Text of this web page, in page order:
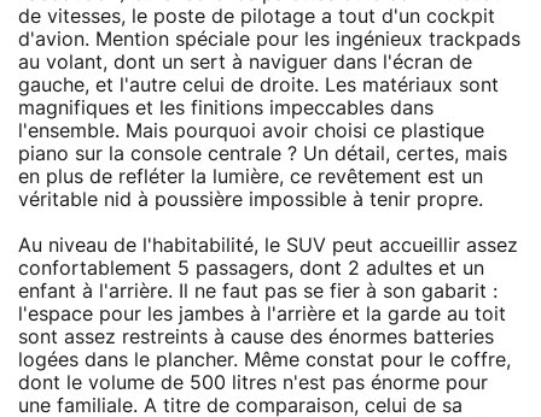
de vitesses, le poste de pilotage a tout d'un cockpit
d'avion. Mention spéciale pour les ingénieux trackpads
au volant, dont un sert à naviguer dans l'écran de
gauche, et l'autre celui de droite. Les matériaux sont
magnifiques et les finitions impeccables dans
l'ensemble. Mais pourquoi avoir choisi ce plastique
piano sur la console centrale ? Un détail, certes, mais
en plus de refléter la lumière, ce revêtement est un
véritable nid à poussière impossible à tenir propre.
Au niveau de l'habitabilité, le SUV peut accueillir assez
confortablement 5 passagers, dont 2 adultes et un
enfant à l'arrière. Il ne faut pas se fier à son gabarit :
l'espace pour les jambes à l'arrière et la garde au toit
sont assez restreints à cause des énormes batteries
logées dans le plancher. Même constat pour le coffre,
dont le volume de 500 litres n'est pas énorme pour
une familiale. A titre de comparaison, celui de sa